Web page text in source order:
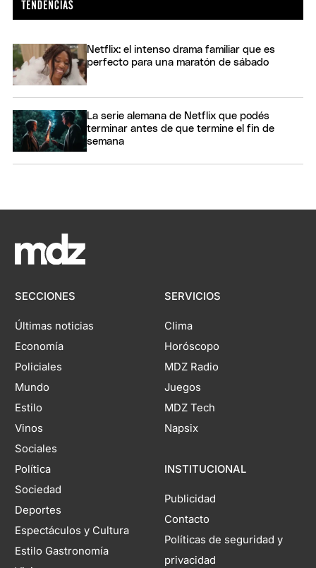
Netflix: el intenso drama familiar que es
perfecto para una maratón de sábado
La serie alemana de Netflix que podés
terminar antes de que termine el fin de
semana
SECCIONES
Últimas noticias
Economía
Policiales
Mundo
Estilo
Vinos
Sociales
Política
Sociedad
Deportes
Espectáculos y Cultura
Estilo Gastronomía
SERVICIOS
Clima
Horóscopo
MDZ Radio
Juegos
MDZ Tech
Napsix
INSTITUCIONAL
Publicidad
Contacto
Políticas de seguridad y
privacidad